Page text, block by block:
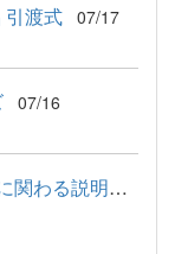
渡式 07/17
07/16
令和8年度 障がい福祉サービス利用に関わる説明会が行われました